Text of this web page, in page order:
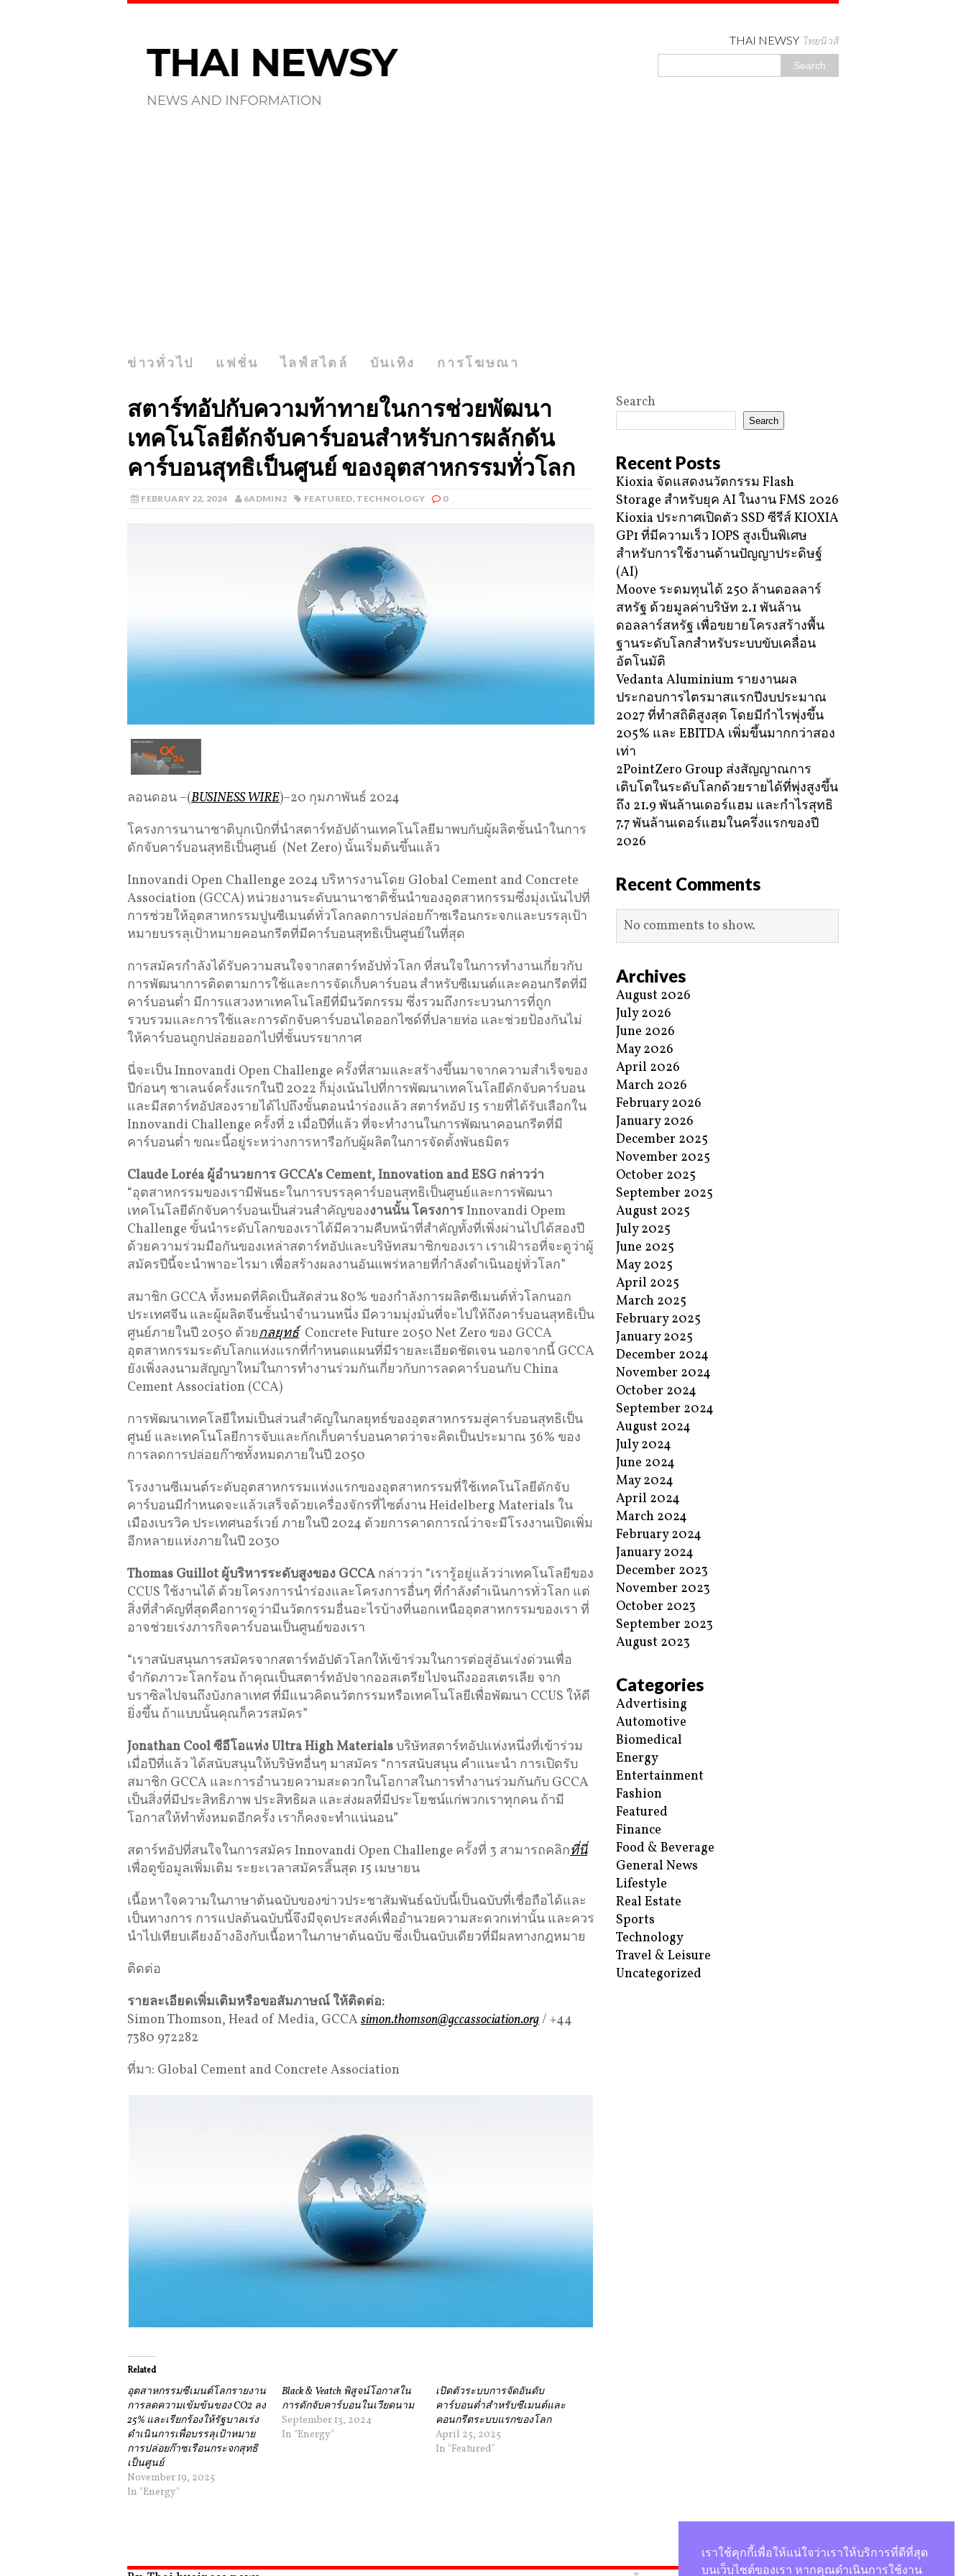
THAI NEWSY ไทยนิวสี่
ข่าวทั่วไป แฟชั่น ไลฟ์สไตล์ บันเทิง การโฆษณา
สตาร์ทอัปกับความท้าทายในการช่วยพัฒนา
เทคโนโลยีดักจับคาร์บอนสำหรับการผลักดัน
คาร์บอนสุทธิเป็นศูนย์ ของอุตสาหกรรมทั่วโลก
FEBRUARY 22, 2024 6ADMIN2 FEATURED, TECHNOLOGY 0
ลอนดอน –(BUSINESS WIRE)–20 กุมภาพันธ์ 2024
โครงการนานาชาติบุกเบิกที่นำสตาร์ทอัปด้านเทคโนโลยีมาพบกับผู้ผลิตชั้นนำในการ
ดักจับคาร์บอนสุทธิเป็นศูนย์ (Net Zero) นั้นเริ่มต้นขึ้นแล้ว
Innovandi Open Challenge 2024 บริหารงานโดย Global Cement and Concrete
Association (GCCA) หน่วยงานระดับนานาชาติชั้นนำของอุตสาหกรรมซึ่งมุ่งเน้นไปที่
การช่วยให้อุตสาหกรรมปูนซีเมนต์ทั่วโลกลดการปล่อยก๊าซเรือนกระจกและบรรลุเป้า
หมายบรรลุเป้าหมายคอนกรีตที่มีคาร์บอนสุทธิเป็นศูนย์ในที่สุด
การสมัครกำลังได้รับความสนใจจากสตาร์ทอัปทั่วโลก ที่สนใจในการทำงานเกี่ยวกับ
การพัฒนาการติดตามการใช้และการจัดเก็บคาร์บอน สำหรับซีเมนต์และคอนกรีตที่มี
คาร์บอนต่ำ มีการแสวงหาเทคโนโลยีที่มีนวัตกรรม ซึ่งรวมถึงกระบวนการที่ถูก
รวบรวมและการใช้และการดักจับคาร์บอนไดออกไซด์ที่ปลายท่อ และช่วยป้องกันไม่
ให้คาร์บอนถูกปล่อยออกไปที่ชั้นบรรยากาศ
นี่จะเป็น Innovandi Open Challenge ครั้งที่สามและสร้างขึ้นมาจากความสำเร็จของ
ปีก่อนๆ ชาเลนจ์ครั้งแรกในปี 2022 ก็มุ่งเน้นไปที่การพัฒนาเทคโนโลยีดักจับคาร์บอน
และมีสตาร์ทอัปสองรายได้ไปถึงขั้นตอนนำร่องแล้ว สตาร์ทอัป 15 รายที่ได้รับเลือกใน
Innovandi Challenge ครั้งที่ 2 เมื่อปีที่แล้ว ที่จะทำงานในการพัฒนาคอนกรีตที่มี
คาร์บอนต่ำ ขณะนี้อยู่ระหว่างการหารือกับผู้ผลิตในการจัดตั้งพันธมิตร
Claude Loréa ผู้อำนวยการ GCCA’s Cement, Innovation and ESG กล่าวว่า
“อุตสาหกรรมของเรามีพันธะในการบรรลุคาร์บอนสุทธิเป็นศูนย์และการพัฒนา
เทคโนโลยีดักจับคาร์บอนเป็นส่วนสำคัญของงานนั้น โครงการInnovandi Opem
Challenge ขั้นนำระดับโลกของเราได้มีความคืบหน้าที่สำคัญทั้งที่เพิ่งผ่านไปได้สองปี
ด้วยความร่วมมือกันของเหล่าสตาร์ทอัปและบริษัทสมาชิกของเรา เราเฝ้ารอที่จะดูว่าผู้
สมัครปีนี้จะนำพาอะไรมา เพื่อสร้างผลงานอันแพร่หลายที่กำลังดำเนินอยู่ทั่วโลก”
สมาชิก GCCA ทั้งหมดที่คิดเป็นสัดส่วน 80% ของกำลังการผลิตซีเมนต์ทั่วโลกนอก
ประเทศจีน และผู้ผลิตจีนชั้นนำจำนวนหนึ่ง มีความมุ่งมั่นที่จะไปให้ถึงคาร์บอนสุทธิเป็น
ศูนย์ภายในปี 2050 ด้วยกลยุทธ์Concrete Future 2050 Net Zero ของ GCCA
อุตสาหกรรมระดับโลกแห่งแรกที่กำหนดแผนที่มีรายละเอียดชัดเจน นอกจากนี้ GCCA
ยังเพิ่งลงนามสัญญาใหม่ในการทำงานร่วมกันเกี่ยวกับการลดคาร์บอนกับ China
Cement Association (CCA)
การพัฒนาเทคโลยีใหม่เป็นส่วนสำคัญในกลยุทธ์ของอุตสาหกรรมสู่คาร์บอนสุทธิเป็น
ศูนย์ และเทคโนโลยีการจับและกักเก็บคาร์บอนคาดว่าจะคิดเป็นประมาณ 36% ของ
การลดการปล่อยก๊าซทั้งหมดภายในปี 2050
โรงงานซีเมนต์ระดับอุตสาหกรรมแห่งแรกของอุตสาหกรรมที่ใช้เทคโนโลยีดักจับ
คาร์บอนมีกำหนดจะแล้วเสร็จด้วยเครื่องจักรที่ไซต์งาน Heidelberg Materials ใน
เมืองเบรวิค ประเทศนอร์เวย์ ภายในปี 2024 ด้วยการคาดการณ์ว่าจะมีโรงงานเปิดเพิ่ม
อีกหลายแห่งภายในปี 2030
Thomas Guillot ผู้บริหารระดับสูงของ GCCA กล่าวว่า “เรารู้อยู่แล้วว่าเทคโนโลยีของ
CCUS ใช้งานได้ ด้วยโครงการนำร่องและโครงการอื่นๆ ที่กำลังดำเนินการทั่วโลก แต่
สิ่งที่สำคัญที่สุดคือการดูว่ามีนวัตกรรมอื่นอะไรบ้างที่นอกเหนืออุตสาหกรรมของเรา ที่
อาจช่วยเร่งภารกิจคาร์บอนเป็นศูนย์ของเรา
“เราสนับสนุนการสมัครจากสตาร์ทอัปตัวโลกให้เข้าร่วมในการต่อสู่อันเร่งด่วนเพื่อ
จำกัดภาวะโลกร้อน ถ้าคุณเป็นสตาร์ทอัปจากออสเตรียไปจนถึงออสเตรเลีย จาก
บราซิลไปจนถึงบังกลาเทศ ที่มีแนวคิดนวัตกรรมหรือเทคโนโลยีเพื่อพัฒนา CCUS ให้ดี
ยิ่งขึ้น ถ้าแบบนั้นคุณก็ควรสมัคร”
Jonathan Coolซีอีโอแห่ง Ultra High Materialsบริษัทสตาร์ทอัปแห่งหนึ่งที่เข้าร่วม
เมื่อปีที่แล้ว ได้สนับสนุนให้บริษัทอื่นๆ มาสมัคร “การสนับสนุน คำแนะนำ การเปิดรับ
สมาชิก GCCA และการอำนวยความสะดวกในโอกาสในการทำงานร่วมกันกับ GCCA
เป็นสิ่งที่มีประสิทธิภาพ ประสิทธิผล และส่งผลที่มีประโยชน์แก่พวกเราทุกคน ถ้ามี
โอกาสให้ทำทั้งหมดอีกครั้ง เราก็คงจะทำแน่นอน”
สตาร์ทอัปที่สนใจในการสมัคร Innovandi Open Challenge ครั้งที่ 3 สามารถคลิกที่นี่
เพื่อดูข้อมูลเพิ่มเติม ระยะเวลาสมัครสิ้นสุด 15 เมษายน
เนื้อหาใจความในภาษาต้นฉบับของข่าวประชาสัมพันธ์ฉบับนี้เป็นฉบับที่เชื่อถือได้และ
เป็นทางการ การแปลต้นฉบับนี้จึงมีจุดประสงค์เพื่ออำนวยความสะดวกเท่านั้น และควร
นำไปเทียบเคียงอ้างอิงกับเนื้อหาในภาษาต้นฉบับ ซึ่งเป็นฉบับเดียวที่มีผลทางกฎหมาย
ติดต่อ
รายละเอียดเพิ่มเติมหรือขอสัมภาษณ์ ให้ติดต่อ:
Simon Thomson, Head of Media, GCCA simon.thomson@gccassociation.org/ +44
7380 972282
ที่มา: Global Cement and Concrete Association
Related
อุตสาหกรรมซีเมนต์โลกรายงาน
การลดความเข้มข้นของ CO2 ลง
25% และเรียกร้องให้รัฐบาลเร่ง
ดำเนินการเพื่อบรรลุเป้าหมาย
การปล่อยก๊าซเรือนกระจกสุทธิ
เป็นศูนย์
November 19, 2025
In "Energy"
Black & Veatch พิสูจน์โอกาสใน
การดักจับคาร์บอนในเวียดนาม
September 13, 2024
In "Energy"
เปิดตัวระบบการจัดอันดับ
คาร์บอนต่ำสำหรับซีเมนต์และ
คอนกรีตระบบแรกของโลก
April 25, 2025
In "Featured"
Search
Search
Recent Posts
Kioxia จัดแสดงนวัตกรรม Flash
Storage สำหรับยุค AI ในงาน FMS 2026
Kioxia ประกาศเปิดตัว SSD ซีรีส์ KIOXIA
GP1 ที่มีความเร็ว IOPS สูงเป็นพิเศษ
สำหรับการใช้งานด้านปัญญาประดิษฐ์
(AI)
Moove ระดมทุนได้ 250 ล้านดอลลาร์
สหรัฐ ด้วยมูลค่าบริษัท 2.1 พันล้าน
ดอลลาร์สหรัฐ เพื่อขยายโครงสร้างพื้น
ฐานระดับโลกสำหรับระบบขับเคลื่อน
อัตโนมัติ
Vedanta Aluminium รายงานผล
ประกอบการไตรมาสแรกปีงบประมาณ
2027 ที่ทำสถิติสูงสุด โดยมีกำไรพุ่งขึ้น
205% และ EBITDA เพิ่มขึ้นมากกว่าสอง
เท่า
2PointZero Group ส่งสัญญาณการ
เติบโตในระดับโลกด้วยรายได้ที่พุ่งสูงขึ้น
ถึง 21.9 พันล้านเดอร์แฮม และกำไรสุทธิ
7.7 พันล้านเดอร์แฮมในครึ่งแรกของปี
2026
Recent Comments
No comments to show.
Archives
August 2026
July 2026
June 2026
May 2026
April 2026
March 2026
February 2026
January 2026
December 2025
November 2025
October 2025
September 2025
August 2025
July 2025
June 2025
May 2025
April 2025
March 2025
February 2025
January 2025
December 2024
November 2024
October 2024
September 2024
August 2024
July 2024
June 2024
May 2024
April 2024
March 2024
February 2024
January 2024
December 2023
November 2023
October 2023
September 2023
August 2023
Categories
Advertising
Automotive
Biomedical
Energy
Entertainment
Fashion
Featured
Finance
Food & Beverage
General News
Lifestyle
Real Estate
Sports
Technology
Travel & Leisure
Uncategorized
เราใช้คุกกี้เพื่อให้แน่ใจว่าเราให้บริการที่ดีที่สุด
บนเว็บไซต์ของเรา หากคุณดำเนินการใช้งาน